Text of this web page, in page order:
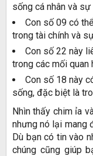
sống cá nhân và sự
Con số 09 có
trong tài chính và
Con số 22 này
trong các mối quan
Con số 18 này
sống, đặc biệt là
Nhìn thấy chim ỉa
nhưng nó lại mang
Dù bạn có tin vào
chúng cũng giúp